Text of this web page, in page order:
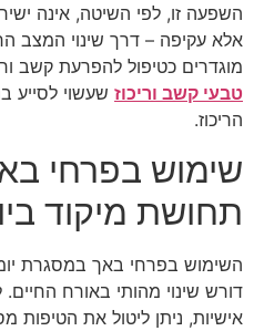
השפעה זו, לפי השיטה, אינה
אלא עקיפה – דרך שינוי המצב
מוגדרים כטיפול להפרעת קשב
טבעי קשב וריכוז שעשוי
הריכוז.
שימוש בפרחי
תחושת מיקוד
השימוש בפרחי באך במסגרת
דורש שינוי מהותי באורח
אישיות, ניתן ליטול את